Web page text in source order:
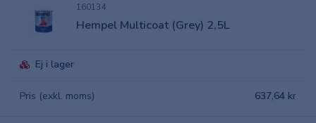
160134
Hempel Multicoat (Grey) 2,5L
Ej i lager
Pris (exkl. moms) 637,64 kr